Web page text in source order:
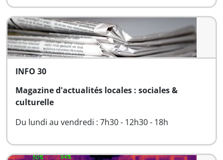
INFO 30
Magazine d'actualités locales : sociales &
culturelle
Du lundi au vendredi : 7h30 - 12h30 - 18h